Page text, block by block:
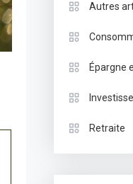
Autres
Épargne
Retraite